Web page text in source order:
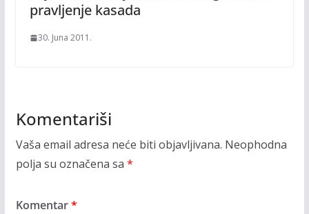
pravljenje kasada
30. Juna 2011.
Komentariši
Vaša email adresa neće biti objavljivana. Neophodna
polja su označena sa *
Komentar*